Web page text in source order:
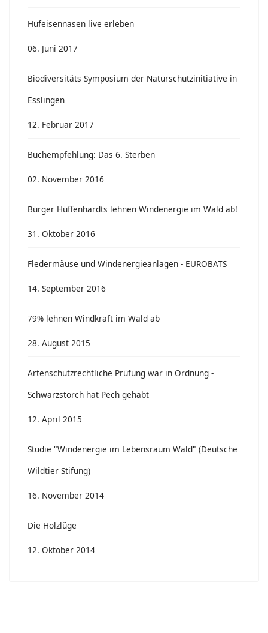
Hufeisennasen live erleben
06. Juni 2017
Biodiversitäts Symposium der Naturschutzinitiative in
Esslingen
12. Februar 2017
Buchempfehlung: Das 6. Sterben
02. November 2016
Bürger Hüffenhardts lehnen Windenergie im Wald ab!
31. Oktober 2016
Fledermäuse und Windenergieanlagen - EUROBATS
14. September 2016
79% lehnen Windkraft im Wald ab
28. August 2015
Artenschutzrechtliche Prüfung war in Ordnung -
Schwarzstorch hat Pech gehabt
12. April 2015
Studie "Windenergie im Lebensraum Wald" (Deutsche
Wildtier Stifung)
16. November 2014
Die Holzlüge
12. Oktober 2014